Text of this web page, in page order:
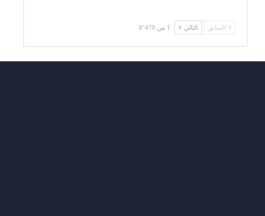
السابق التالي 1 من 8٬479